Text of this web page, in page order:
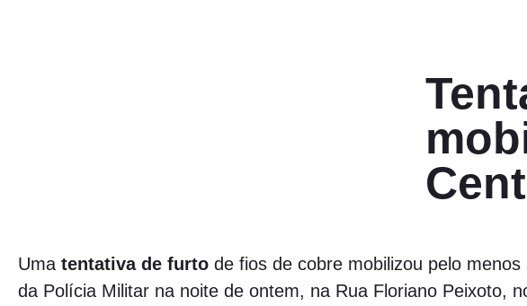
Uma tentativa de furto de fios de cobre mobilizou pelo menos
da Polícia Militar na noite de ontem, na Rua Floriano Peixoto,